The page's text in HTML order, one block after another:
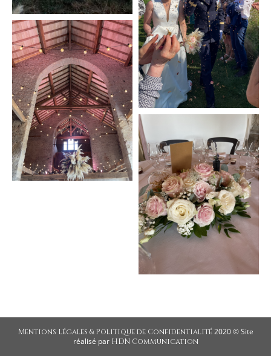
Mentions Légales & Politique de Confidentialité2020 © Site
réalisé par HDN Communication